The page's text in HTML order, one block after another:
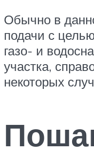
Обычно в
подачи с
газо- и
участка,
некоторых